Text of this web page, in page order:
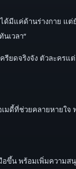
ด้มีแค่ด้านร่างกาย
เวลา”
ยดจริงจัง ตัวละคร
ดี้ที่ช่วยคลายหายใ
น พร้อมเพิ่มความส